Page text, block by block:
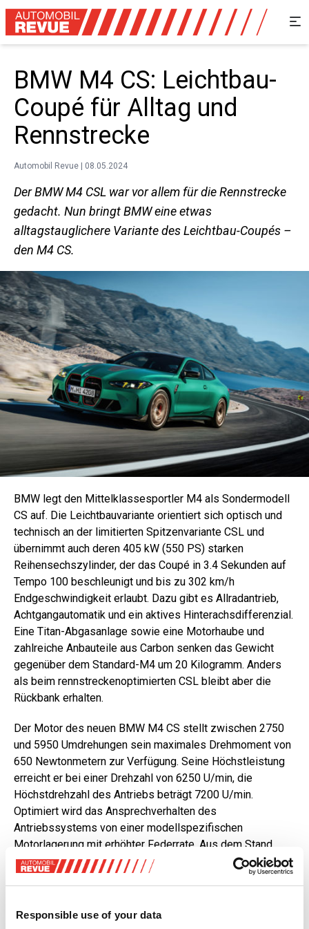
Responsible use of your data
BMW M4 CS: Leichtbau-
Coupé für Alltag und
Rennstrecke
Automobil Revue | 08.05.2024
Der BMW M4 CSL war vor allem für die Rennstrecke
gedacht. Nun bringt BMW eine etwas
alltagstauglichere Variante des Leichtbau-Coupés –
den M4 CS.
BMW legt den Mittelklassesportler M4 als Sondermodell
CS auf. Die Leichtbauvariante orientiert sich optisch und
technisch an der limitierten Spitzenvariante CSL und
übernimmt auch deren 405 kW (550 PS) starken
Reihensechszylinder, der das Coupé in 3.4 Sekunden auf
Tempo 100 beschleunigt und bis zu 302 km/h
Endgeschwindigkeit erlaubt. Dazu gibt es Allradantrieb,
Achtgangautomatik und ein aktives Hinterachsdifferenzial.
Eine Titan-Abgasanlage sowie eine Motorhaube und
zahlreiche Anbauteile aus Carbon senken das Gewicht
gegenüber dem Standard-M4 um 20 Kilogramm. Anders
als beim rennstreckenoptimierten CSL bleibt aber die
Rückbank erhalten.
Der Motor des neuen BMW M4 CS stellt zwischen 2750
und 5950 Umdrehungen sein maximales Drehmoment von
650 Newtonmetern zur Verfügung. Seine Höchstleistung
erreicht er bei einer Drehzahl von 6250 U/min, die
Höchstdrehzahl des Antriebs beträgt 7200 U/min.
Optimiert wird das Ansprechverhalten des
Antriebssystems von einer modellspezifischen
Motorlagerung mit erhöhter Federrate. Aus dem Stand
spurtet der neue BMW M4 CS in nur 3.4 Sekunden auf
Tempo 100, die Beschleunigung von null auf 200 km/h
120 km/h wird im 4. Gang in 2.6 Sekunden und im 5. Gang